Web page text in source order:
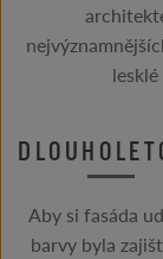
Aby si fasáda
barvy byla